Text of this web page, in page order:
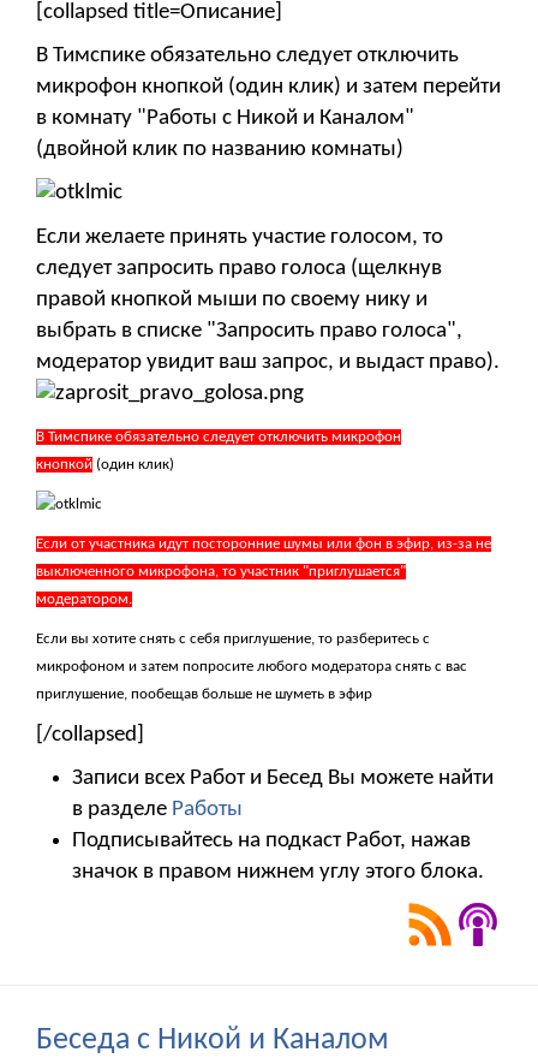
[collapsed title=Описание]
В Тимспике обязательно следует отключить
микрофон кнопкой (один клик) и затем перейти
в комнату "Работы с Никой и Каналом"
(двойной клик по названию комнаты)
Если желаете принять участие голосом, то
следует запросить право голоса (щелкнув
правой кнопкой мыши по своему нику и
выбрать в списке "Запросить право голоса",
модератор увидит ваш запрос, и выдаст право).
В Тимспике обязательно следует отключить микрофон
кнопкой (один клик)
Если от участника идут посторонние шумы или фон в эфир, из-за не
выключенного микрофона, то участник "приглушается"
модератором.
Если вы хотите снять с себя приглушение, то разберитесь с
микрофоном и затем попросите любого модератора снять с вас
приглушение, пообещав больше не шуметь в эфир
[/collapsed]
Записи всех Работ и Бесед Вы можете найти
в разделе Работы
Подписывайтесь на подкаст Работ, нажав
значок в правом нижнем углу этого блока.
Беседа с Никой и Каналом